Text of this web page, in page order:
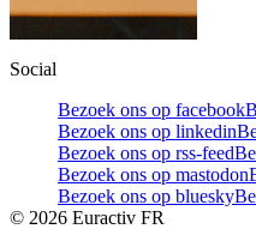
Social
Bezoek ons op facebook
Bezoek ons op linkedin
Bezoek ons op rss-feed
Bezoek ons op mastodon
Bezoek ons op bluesky
© 2026 Euractiv FR